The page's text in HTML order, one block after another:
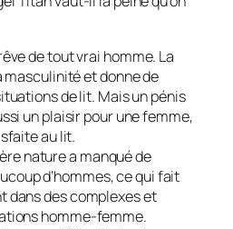
de tout vrai homme. La
et donne de
de lit. Mais un pénis
un plaisir pour une femme,
au lit.
nature a manqué de
d’hommes, ce qui fait
dans des complexes et
homme-femme.